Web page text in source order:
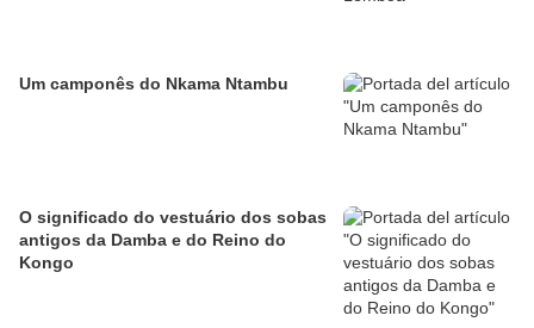
Um camponês do Nkama Ntambu
O significado do vestuário dos sobas
antigos da Damba e do Reino do
Kongo